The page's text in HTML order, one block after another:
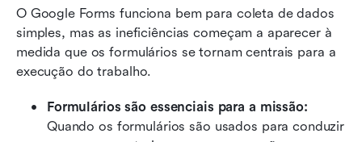
O Google Forms funciona bem para coleta de dados
simples, mas as ineficiências começam a aparecer à
medida que os formulários se tornam centrais para a
execução do trabalho.
Quando os formulários são usados para conduzir